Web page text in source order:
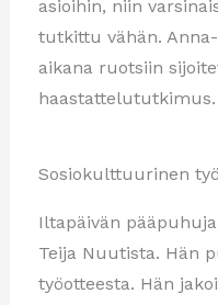
asioihin, niin
tutkittu vähän.
aikana ruotsiin
haastattelututkimus.
Sosiokulttuurinen
Iltapäivän
Teija Nuutista. Hän
työotteesta. Hän